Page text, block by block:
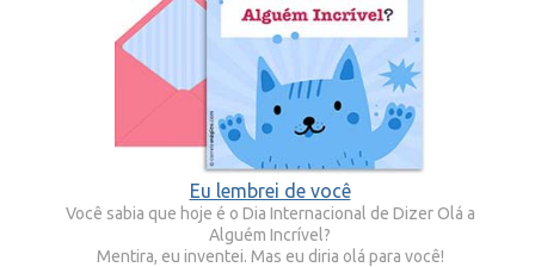
Eu lembrei de você
Você sabia que hoje é o Dia Internacional de Dizer Olá a
Alguém Incrível?
Mentira, eu inventei. Mas eu diria olá para você!